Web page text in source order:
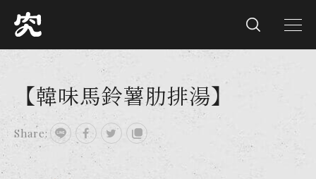
【韓味馬鈴薯肋排湯】
Share: